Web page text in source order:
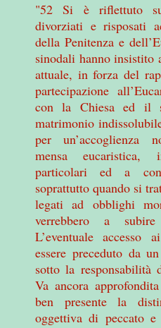
"52 Si è riflettuto
divorziati e risposati
della Penitenza e
sinodali hanno insistito
attuale, in forza del
partecipazione
conla Chiesaed il
matrimonio
per un’accoglienza
mensa eucaristica,
particolari ed a
soprattutto quando si
legati ad obblighi
verrebbero a subire
L’eventuale accesso
essere preceduto da
sotto la responsabilità
Va ancora
ben presente la
oggettiva di peccato e